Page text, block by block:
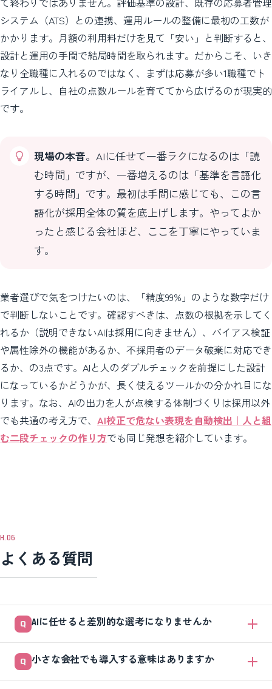
システム（ATS）との連携、運用ルールの整備に最初の工数が
かかります。月額の利用料だけを見て「安い」と判断すると、
設計と運用の手間で結局時間を取られます。だからこそ、いき
なり全職種に入れるのではなく、まずは応募が多い1職種でト
ライアルし、自社の点数ルールを育ててから広げるのが現実的
です。
現場の本音。AIに任せて一番ラクになるのは「読
む時間」ですが、一番増えるのは「基準を言語化
する時間」です。最初は手間に感じても、この言
語化が採用全体の質を底上げします。やってよか
ったと感じる会社ほど、ここを丁寧にやっていま
す。
業者選びで気をつけたいのは、「精度99%」のような数字だけ
で判断しないことです。確認すべきは、点数の根拠を示してく
れるか（説明できないAIは採用に向きません）、バイアス検証
や属性除外の機能があるか、不採用者のデータ破棄に対応でき
るか、の3点です。AIと人のダブルチェックを前提にした設計
になっているかどうかが、長く使えるツールかの分かれ目にな
ります。なお、AIの出力を人が点検する体制づくりは採用以外
でも共通の考え方で、 AI校正で危ない表現を自動検出｜人と組
む二段チェックの作り方でも同じ発想を紹介しています。
よくある質問
AIに任せると差別的な選考になりませんか
でスコア化し、合否は必ず人が判断すれば、リスクは現実的な範囲に抑
えられます。危ないのはAIに足切りまで丸投げすることです。
小さな会社でも導入する意味はありますか